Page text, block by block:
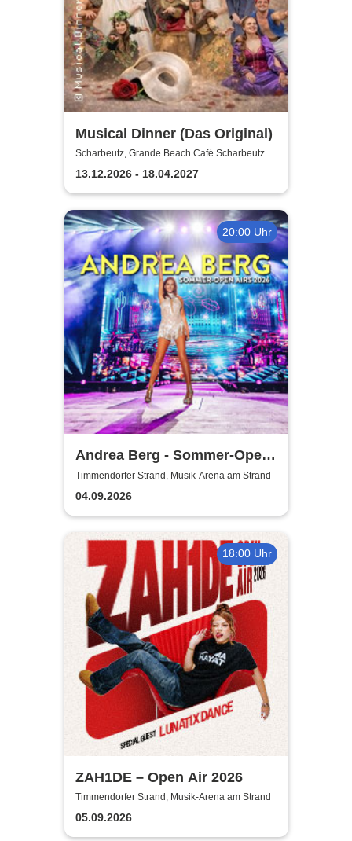
Musical Dinner (Das Original)
Scharbeutz, Grande Beach Café Scharbeutz
13.12.2026 - 18.04.2027
20:00 Uhr
Andrea Berg - Sommer-Open
Airs 2026
Timmendorfer Strand, Musik-Arena am Strand
04.09.2026
18:00 Uhr
ZAH1DE – Open Air 2026
Timmendorfer Strand, Musik-Arena am Strand
05.09.2026